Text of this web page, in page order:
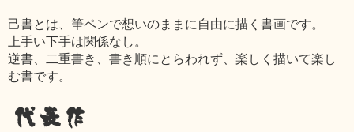
己書とは、筆ペンで想いのままに自由に描く書画です。
上手い下手は関係なし。
逆書、二重書き、書き順にとらわれず、楽しく描いて楽し
む書です。
代表作